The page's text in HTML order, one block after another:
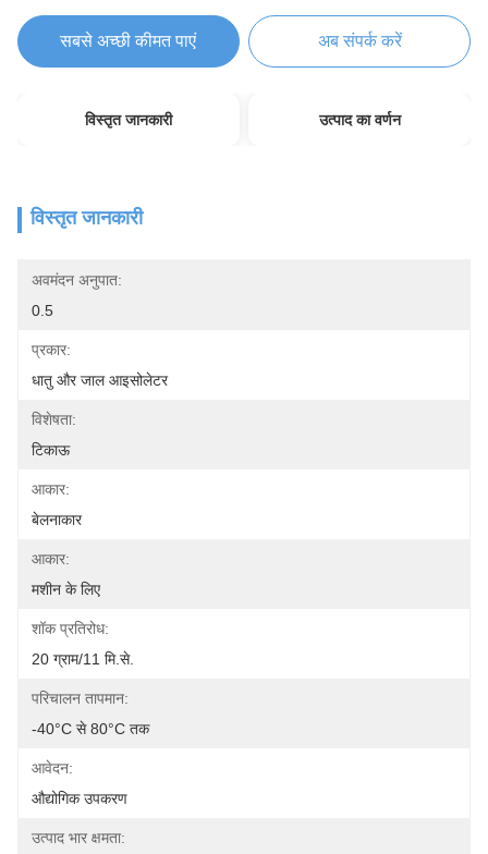
सबसे अच्छी कीमत पाएं अब संपर्क करें
विस्तृत जानकारी उत्पाद का वर्णन
विस्तृत जानकारी
अवमंदन अनुपात:
0.5
प्रकार:
धातु और जाल आइसोलेटर
विशेषता:
टिकाऊ
आकार:
बेलनाकार
आकार:
मशीन के लिए
शॉक प्रतिरोध:
20 ग्राम/11 मि.से.
परिचालन तापमान:
-40°C से 80°C तक
आवेदन:
औद्योगिक उपकरण
उत्पाद भार क्षमता: